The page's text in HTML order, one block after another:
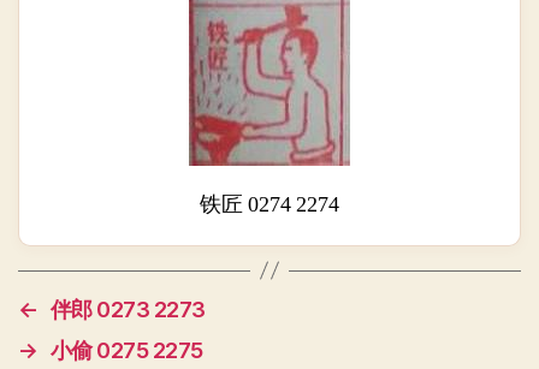
铁匠 0274 2274
← 伴郎 0273 2273
→ 小偷 0275 2275